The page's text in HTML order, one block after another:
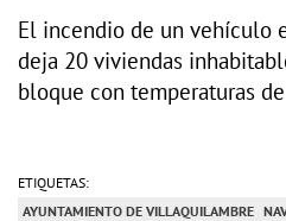
El incendio de un vehículo
deja 20 viviendas
bloque con temperaturas
ETIQUETAS:
AYUNTAMIENTO DE VILLAQUILAMBRE